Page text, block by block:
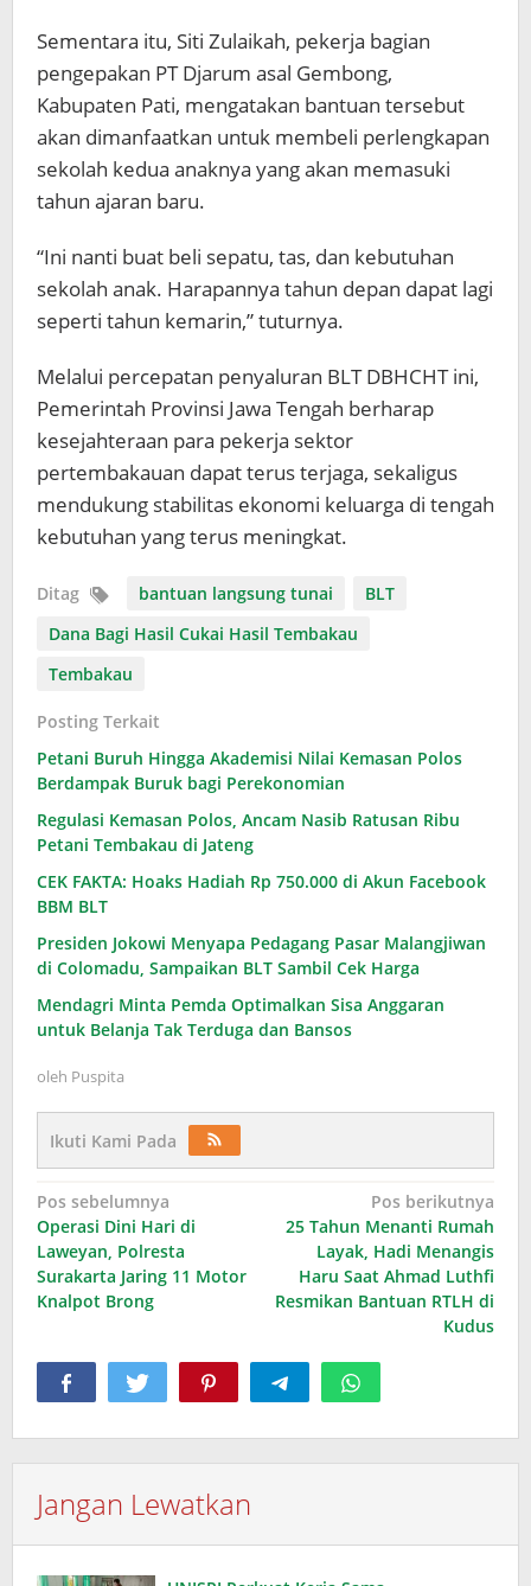
Sementara itu, Siti Zulaikah, pekerja bagian
pengepakan PT Djarum asal Gembong,
Kabupaten Pati, mengatakan bantuan tersebut
akan dimanfaatkan untuk membeli perlengkapan
sekolah kedua anaknya yang akan memasuki
tahun ajaran baru.
“Ini nanti buat beli sepatu, tas, dan kebutuhan
sekolah anak. Harapannya tahun depan dapat lagi
seperti tahun kemarin,” tuturnya.
Melalui percepatan penyaluran BLT DBHCHT ini,
Pemerintah Provinsi Jawa Tengah berharap
kesejahteraan para pekerja sektor
pertembakauan dapat terus terjaga, sekaligus
mendukung stabilitas ekonomi keluarga di tengah
kebutuhan yang terus meningkat.
Ditag bantuan langsung tunai
BLT
Dana Bagi Hasil Cukai Hasil Tembakau
Tembakau
Posting Terkait
Petani Buruh Hingga Akademisi Nilai Kemasan Polos
Berdampak Buruk bagi Perekonomian
Regulasi Kemasan Polos, Ancam Nasib Ratusan Ribu
Petani Tembakau di Jateng
CEK FAKTA: Hoaks Hadiah Rp 750.000 di Akun Facebook
BBM BLT
Presiden Jokowi Menyapa Pedagang Pasar Malangjiwan
di Colomadu, Sampaikan BLT Sambil Cek Harga
Mendagri Minta Pemda Optimalkan Sisa Anggaran
untuk Belanja Tak Terduga dan Bansos
oleh Puspita
Ikuti Kami Pada
Navigasi
pos
Pos sebelumnya
Operasi Dini Hari di
Laweyan, Polresta
Surakarta Jaring 11 Motor
Knalpot Brong
Pos berikutnya
25 Tahun Menanti Rumah
Layak, Hadi Menangis
Haru Saat Ahmad Luthfi
Resmikan Bantuan RTLH di
Kudus
Jangan Lewatkan